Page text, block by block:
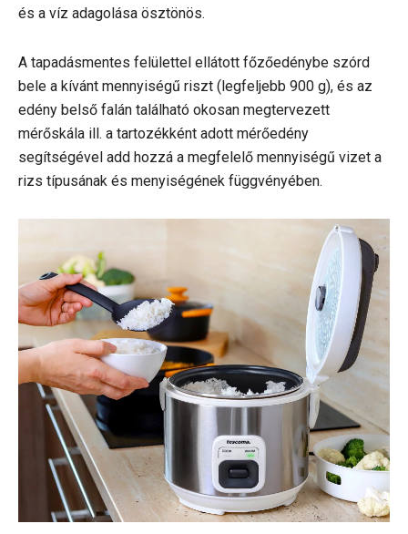
és a víz adagolása ösztönös.
A tapadásmentes felülettel ellátott főzőedénybe szórd
bele a kívánt mennyiségű riszt (legfeljebb 900 g), és az
edény belső falán található okosan megtervezett
mérőskála ill. a tartozékként adott mérőedény
segítségével add hozzá a megfelelő mennyiségű vizet a
rizs típusának és menyiségének függvényében.